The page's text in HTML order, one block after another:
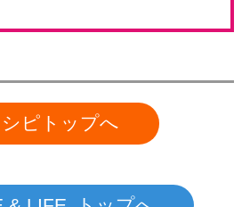
シピトップへ